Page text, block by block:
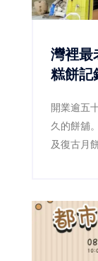
灣裡最老
糕餅記
開業逾五
久的餅舖
及復古月